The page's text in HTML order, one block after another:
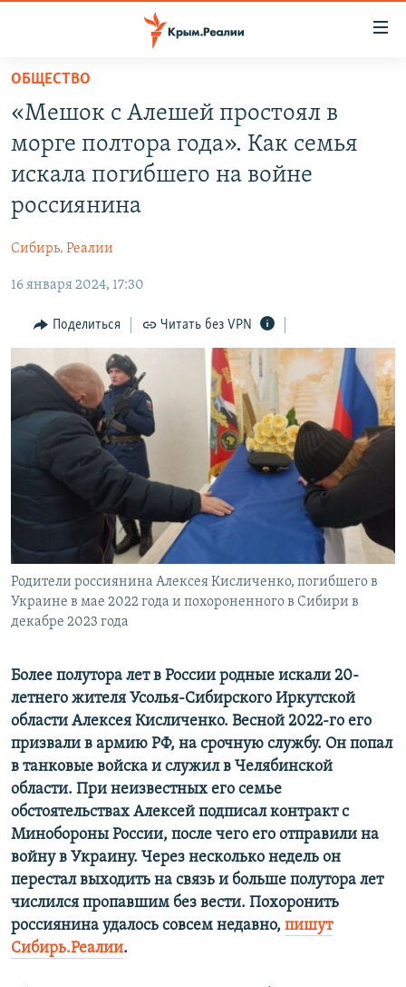
Вернуться
основному
содержанию
Вернутся
главной
Вернутся
ВОДА
ИНТЕРАКТИВ
ИНФОГРАФИКА
ТЕЛЕПРОЕКТ КРЫМ.РЕАЛИИ
СОВЕТЫ ПРАВОЗАЩИТНИКОВ
ПРОПАВШИЕ БЕЗ ВЕСТИ
ПОБЕДИТЕЛЕЙ НЕ СУДЯТ?
КРЫМ.НЕПОКОРЕННЫЙ
УКРАИНСКАЯ ПРОБЛЕМА КРЫМА
РАДІО СВОБОДА
КАК ОБОЙТИ БЛОКИРОВКУ
Qırımtatar
ПРИСОЕДИНЯЙТЕСЬ!
Все сайты RFE/RL
ОБЩЕСТВО
«Мешок с Алешей простоял в
морге полтора года». Как семья
искала погибшего на войне
россиянина
Сибирь. Реалии
16 января 2024, 17:30
Поделиться Читать без VPN
Родители россиянина Алексея Кисличенко, погибшего в
Украине в мае 2022 года и похороненного в Сибири в
декабре 2023 года
Более полутора лет в России родные искали 20-
летнего жителя Усолья-Сибирского Иркутской
области Алексея Кисличенко. Весной 2022-го его
призвали в армию РФ, на срочную службу. Он попал
в танковые войска и служил в Челябинской
области. При неизвестных его семье
обстоятельствах Алексей подписал контракт с
Минобороны России, после чего его отправили на
войну в Украину. Через несколько недель он
перестал выходить на связь и больше полутора лет
числился пропавшим без вести. Похоронить
россиянина удалось совсем недавно, пишут
Сибирь.Реалии.